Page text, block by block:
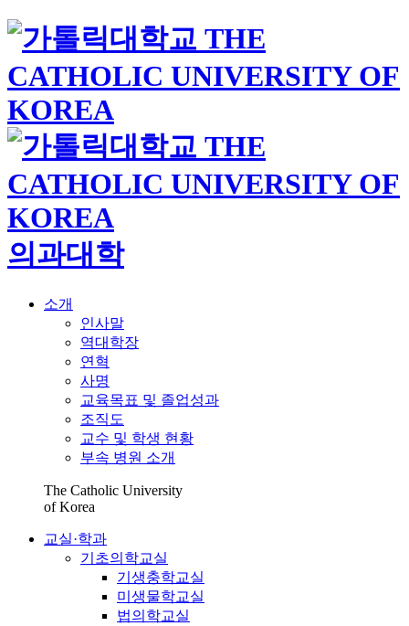
의과대학
소개
인사말
역대학장
연혁
사명
교육목표 및 졸업성과
조직도
교수 및 학생 현황
부속 병원 소개
The Catholic University
of Korea
교실·학과
기초의학교실
기생충학교실
미생물학교실
법의학교실